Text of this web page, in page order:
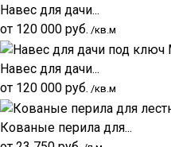
Навес для дачи...
от 120 000 руб. /кв.м
Навес для дачи...
от 120 000 руб. /кв.м
Кованые перила для...